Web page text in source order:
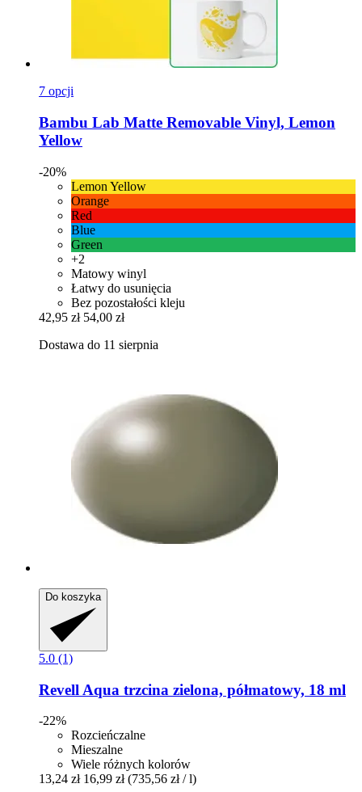
7 opcji
Bambu Lab Matte Removable Vinyl, Lemon
Yellow
-20%
Lemon Yellow
Orange
Red
Blue
Green
+2
Matowy winyl
Łatwy do usunięcia
Bez pozostałości kleju
42,95 zł 54,00 zł
Dostawa do 11 sierpnia
Do koszyka
5.0 (1)
Revell Aqua trzcina zielona, ​​półmatowy, 18 ml
-22%
Rozcieńczalne
Mieszalne
Wiele różnych kolorów
13,24 zł 16,99 zł (735,56 zł / l)